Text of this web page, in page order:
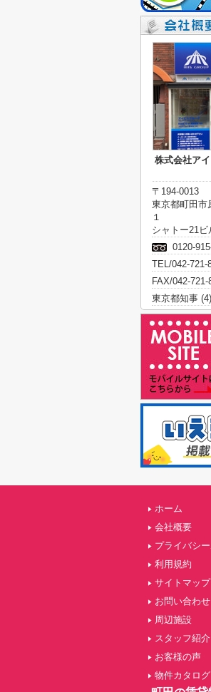
株式会社ア
〒194-0013
東京都町田市
１
シャトー21ビ
0120-
TEL/042-721-
FAX/042-721-
東京都知事
ホーム
会社概要
プライバシ
利用規約
サイトマップ
お問い合わせ
周辺施設
スタッフ紹介
お客様の声
物件カタログ